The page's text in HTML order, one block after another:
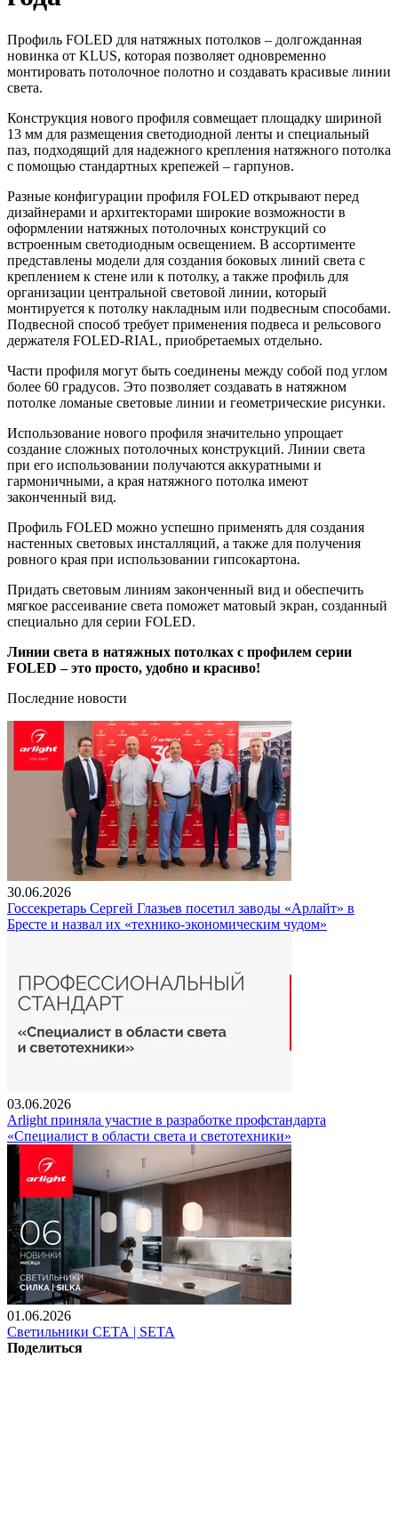
Профиль FOLED для натяжных потолков – долгожданная
новинка от KLUS, которая позволяет одновременно
монтировать потолочное полотно и создавать красивые линии
света.
Конструкция нового профиля совмещает площадку шириной
13 мм для размещения светодиодной ленты и специальный
паз, подходящий для надежного крепления натяжного потолка
с помощью стандартных крепежей – гарпунов.
Разные конфигурации профиля FOLED открывают перед
дизайнерами и архитекторами широкие возможности в
оформлении натяжных потолочных конструкций со
встроенным светодиодным освещением. В ассортименте
представлены модели для создания боковых линий света с
креплением к стене или к потолку, а также профиль для
организации центральной световой линии, который
монтируется к потолку накладным или подвесным способами.
Подвесной способ требует применения подвеса и рельсового
держателя FOLED-RIAL, приобретаемых отдельно.
Части профиля могут быть соединены между собой под углом
более 60 градусов. Это позволяет создавать в натяжном
потолке ломаные световые линии и геометрические рисунки.
Использование нового профиля значительно упрощает
создание сложных потолочных конструкций. Линии света
при его использовании получаются аккуратными и
гармоничными, а края натяжного потолка имеют
законченный вид.
Профиль FOLED можно успешно применять для создания
настенных световых инсталляций, а также для получения
ровного края при использовании гипсокартона.
Придать световым линиям законченный вид и обеспечить
мягкое рассеивание света поможет матовый экран, созданный
специально для серии FOLED.
Линии света в натяжных потолках с профилем серии
FOLED – это просто, удобно и красиво!
Последние новости
30.06.2026
Госсекретарь Сергей Глазьев посетил заводы «Арлайт» в
Бресте и назвал их «технико-экономическим чудом»
03.06.2026
Arlight приняла участие в разработке профстандарта
«Специалист в области света и светотехники»
01.06.2026
Светильники СЕТА | SETA
Поделиться